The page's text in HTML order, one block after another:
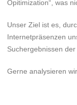
Opitimization“, was
Unser Ziel ist es,
Internetpräsenzen
Suchergebnissen
Gerne analysieren